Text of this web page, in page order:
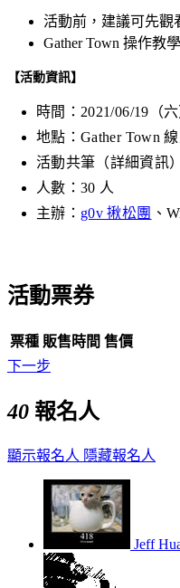
活動前，建議可先觀
Gather Town 操作教學
【活動資訊】
時間：2021/06/19（
地點：Gather Town
活動共筆（詳細資訊
人數：30 人
主辦： g0v 揪松團 、
活動票券
票種 販售時間 售價
下一步
40 報名人
顯示報名人 隱藏報名人
Jeff